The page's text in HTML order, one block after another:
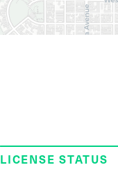
LICENSE STATUS